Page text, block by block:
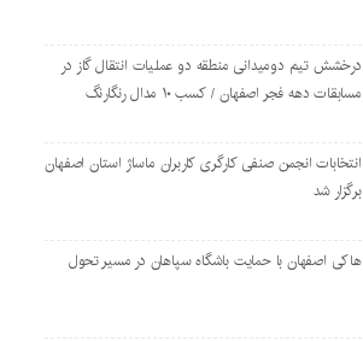
درخشش تیم دومیدانی منطقه دو عملیات انتقال گاز در
مسابقات دهه فجر اصفهان / کسب ۱۰ مدال رنگارنگ
انتخابات انجمن صنفی کارگری کاربران ماساژ استان اصفهان
برگزار شد
هاکی اصفهان با حمایت باشگاه سپاهان در مسیر تحول